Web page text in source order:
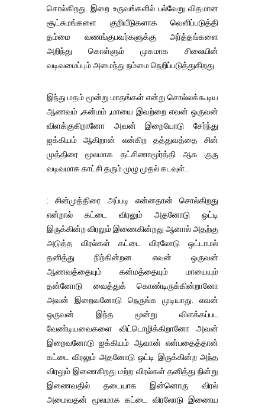
சொல்கிறது. இறை உருவங்களில் பல்வேறு விதமான
சூட்சுமங்களை குறியீடுகளாக வெளிப்படுத்தி
தம்மை வணங்குபவர்களுக்கு அர்த்தங்களை
அறிந்து கொள்ளும் முகமாக சிலையின்
வடிவமைப்பும் அமைந்து நம்மை நெறிப்படுத்துகிறது.
இந்து மதம் மூன்று மாதங்கள் என்று சொல்லக்கூடிய
ஆணவம் ,கன்மம் ,மாயை இவற்றை எவன் ஒருவன்
விளக்குகிறானோ அவன் இறையோடு சேர்ந்து
ஐக்கியம் ஆகிறான் என்கிற தத்துவத்தை சின்
முத்திரை மூலமாக தட்சிணாமூர்த்தி ஆக குரு
வடிவமாக காட்சி தரும் முழு முதல் கடவுள்...
: சின்முத்திரை அப்படி என்னதான் சொல்கிறது
என்றால் கட்டை விரலும் அதனோடு ஒட்டி
இருக்கின்ற விரலும் இணைகின்றது ஆனால் அதற்கு
அடுத்த விரல்கள் கட்டை விரலோடு ஒட்டாமல்
தனித்து நிற்கின்றன. எவன் ஒருவன்
ஆணவத்தையும் கன்மத்தையும் மாயையும்
தன்னோடு வைத்துக் கொண்டிருக்கின்றானோ
அவன் இறைவனோடு நெருங்க முடியாது. எவன்
ஒருவன் இந்த மூன்று விளக்கப்பட
வேண்டியவைகளை விட்டொழிக்கிறானோ அவன்
இறைவனோடு ஐக்கியம் ஆவான் என்பதைத்தான்
கட்டை விரலும் அதனோடு ஒட்டி இருக்கின்ற அந்த
விரலும் இணைகிறது மற்ற விரல்கள் தனித்து நின்று
இணைவதில் தடையாக இன்னொரு விரல்
அமைவதன் மூலமாக கட்டை விரலோடு இணைய